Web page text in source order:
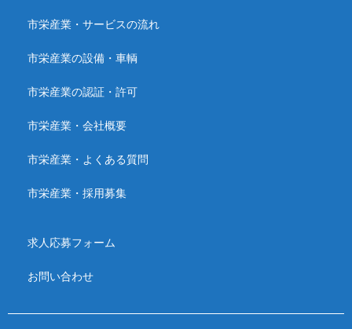
市栄産業・サービスの流れ
市栄産業の設備・車輌
市栄産業の認証・許可
市栄産業・会社概要
市栄産業・よくある質問
市栄産業・採用募集
求人応募フォーム
お問い合わせ